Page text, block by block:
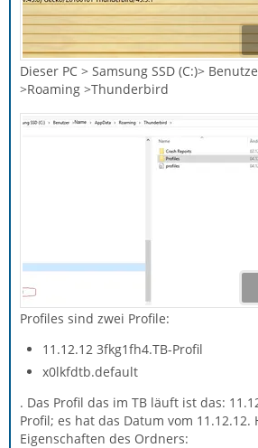
Dieser PC > Samsung SSD (C:)>
>Roaming >Thunderbird
Profiles sind zwei Profile:
11.12.12 3fkg1fh4.TB-Profil
x0lkfdtb.default
. Das Profil das im TB läuft ist das:
Profil; es hat das Datum vom 11.12.12.
Eigenschaften des Ordners: